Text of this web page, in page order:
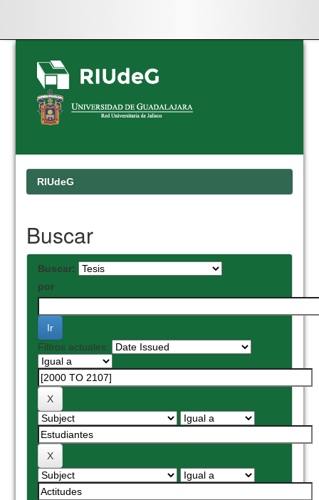
Skip
navigation
RIUdeG
Buscar
Buscar:
por
Filtros actuales: